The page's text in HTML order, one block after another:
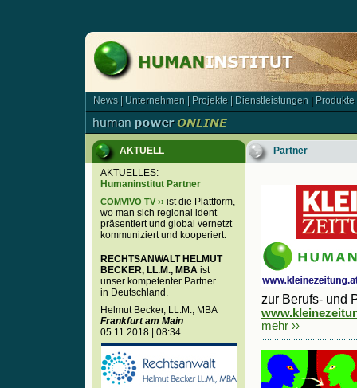
News | Unternehmen | Projekte | Dienstleistungen |
Forschungsagentur | Kooperationspartner
News| Unternehmen| Projekte| Dienstleistungen| Produkte
Forschungsagentur|Kooperationspartner
AKTUELL
Partner
AKTUELLES:
Humaninstitut Partner
COMVIVO TV ›› ist die Plattform,
wo man sich regional ident
präsentiert und global vernetzt
kommuniziert und kooperiert.
RECHTSANWALT HELMUT
BECKER, LL.M., MBAist
unser kompetenter Partner
in Deutschland.
Helmut Becker, LL.M., MBA
Frankfurt am Main
05.11.2018 | 08:34
zur Berufs- und
mehr ››